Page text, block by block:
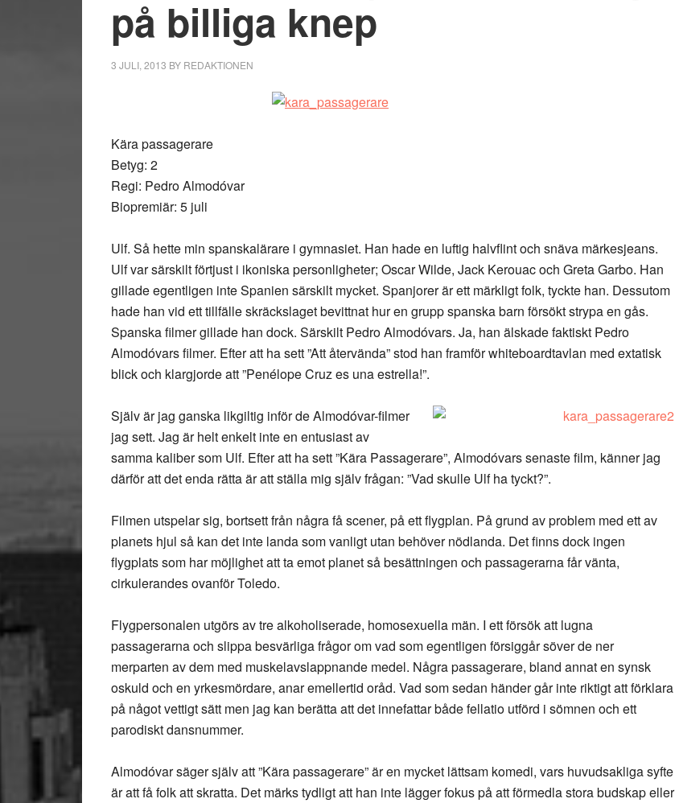
på billiga knep
3 JULI, 2013 BY REDAKTIONEN
Kära passagerare
Betyg: 2
Regi: Pedro Almodóvar
Biopremiär: 5 juli
Ulf. Så hette min spanskalärare i gymnasiet. Han hade en luftig halvflint och snäva märkesjeans.
Ulf var särskilt förtjust i ikoniska personligheter; Oscar Wilde, Jack Kerouac och Greta Garbo. Han
gillade egentligen inte Spanien särskilt mycket. Spanjorer är ett märkligt folk, tyckte han. Dessutom
hade han vid ett tillfälle skräckslaget bevittnat hur en grupp spanska barn försökt strypa en gås.
Spanska filmer gillade han dock. Särskilt Pedro Almodóvars. Ja, han älskade faktiskt Pedro
Almodóvars filmer. Efter att ha sett ”Att återvända” stod han framför whiteboardtavlan med extatisk
blick och klargjorde att ”Penélope Cruz es una estrella!”.
Själv är jag ganska likgiltig inför de Almodóvar-filmer
jag sett. Jag är helt enkelt inte en entusiast av
samma kaliber som Ulf. Efter att ha sett ”Kära Passagerare”, Almodóvars senaste film, känner jag
därför att det enda rätta är att ställa mig själv frågan: ”Vad skulle Ulf ha tyckt?”.
Filmen utspelar sig, bortsett från några få scener, på ett flygplan. På grund av problem med ett av
planets hjul så kan det inte landa som vanligt utan behöver nödlanda. Det finns dock ingen
flygplats som har möjlighet att ta emot planet så besättningen och passagerarna får vänta,
cirkulerandes ovanför Toledo.
Flygpersonalen utgörs av tre alkoholiserade, homosexuella män. I ett försök att lugna
passagerarna och slippa besvärliga frågor om vad som egentligen försiggår söver de ner
merparten av dem med muskelavslappnande medel. Några passagerare, bland annat en synsk
oskuld och en yrkesmördare, anar emellertid oråd. Vad som sedan händer går inte riktigt att förklara
på något vettigt sätt men jag kan berätta att det innefattar både fellatio utförd i sömnen och ett
parodiskt dansnummer.
Almodóvar säger själv att ”Kära passagerare” är en mycket lättsam komedi, vars huvudsakliga syfte
är att få folk att skratta. Det märks tydligt att han inte lägger fokus på att förmedla stora budskap eller